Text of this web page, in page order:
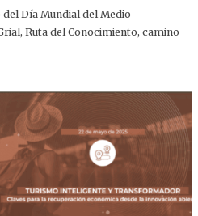
del Día Mundial del Medio
Ruta del Conocimiento, camino